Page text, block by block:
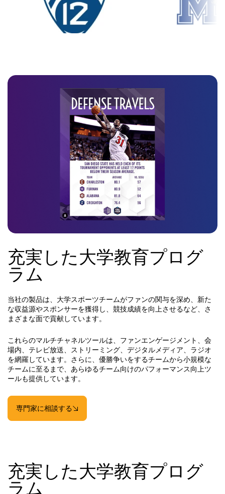
充実した大学教育プログ
ラム
当社の製品は、大学スポーツチームがファンの関与を深め、新た
な収益源やスポンサーを獲得し、競技成績を向上させるなど、さ
まざまな面で貢献しています。
これらのマルチチャネルツールは、ファンエンゲージメント、会
場内、テレビ放送、ストリーミング、デジタルメディア、ラジオ
を網羅しています。さらに、優勝争いをするチームから小規模な
チームに至るまで、あらゆるチーム向けのパフォーマンス向上ツ
ールも提供しています。
専門家に相談する
充実した大学教育プログ
ラム